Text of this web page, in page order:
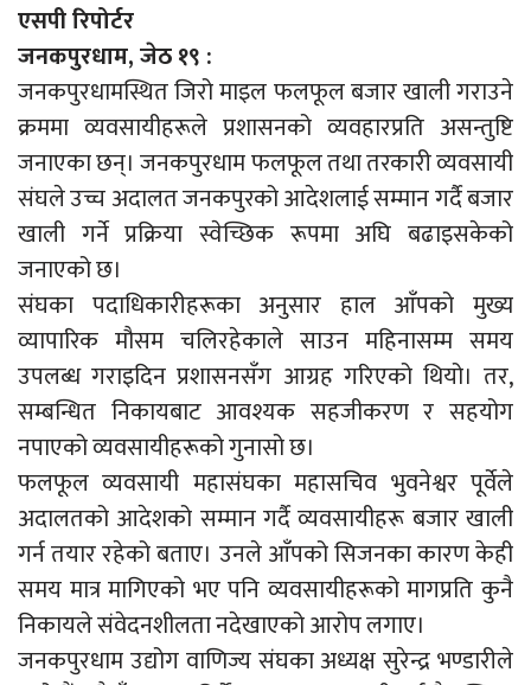
एसपी रिपोर्टर
जनकपुरधाम, जेठ १९ :
जनकपुरधामस्थित जिरो माइल फलफूल बजार खाली गराउने
क्रममा व्यवसायीहरूले प्रशासनको व्यवहारप्रति असन्तुष्टि
जनाएका छन्। जनकपुरधाम फलफूल तथा तरकारी व्यवसायी
संघले उच्च अदालत जनकपुरको आदेशलाई सम्मान गर्दै बजार
खाली गर्ने प्रक्रिया स्वेच्छिक रूपमा अघि बढाइसकेको
जनाएको छ।
संघका पदाधिकारीहरूका अनुसार हाल आँपको मुख्य
व्यापारिक मौसम चलिरहेकाले साउन महिनासम्म समय
उपलब्ध गराइदिन प्रशासनसँग आग्रह गरिएको थियो। तर,
सम्बन्धित निकायबाट आवश्यक सहजीकरण र सहयोग
नपाएको व्यवसायीहरूको गुनासो छ।
फलफूल व्यवसायी महासंघका महासचिव भुवनेश्वर पूर्वेले
अदालतको आदेशको सम्मान गर्दै व्यवसायीहरू बजार खाली
गर्न तयार रहेको बताए। उनले आँपको सिजनका कारण केही
समय मात्र मागिएको भए पनि व्यवसायीहरूको मागप्रति कुनै
निकायले संवेदनशीलता नदेखाएको आरोप लगाए।
जनकपुरधाम उद्योग वाणिज्य संघका अध्यक्ष सुरेन्द्र भण्डारीले